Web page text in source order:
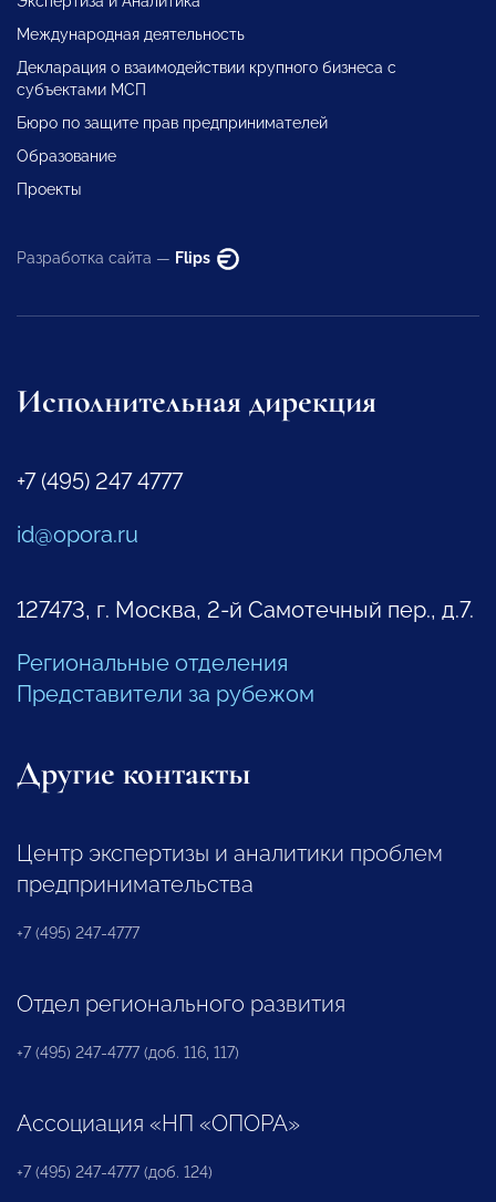
Международная деятельность
Декларация о взаимодействии крупного бизнеса с
субъектами МСП
Бюро по защите прав предпринимателей
Образование
Проекты
Разработка сайта — Flips
Исполнительная дирекция
+7 (495) 247 4777
id@opora.ru
127473, г. Москва, 2-й Самотечный пер., д.7.
Региональные отделения
Представители за рубежом
Другие контакты
Центр экспертизы и аналитики проблем
предпринимательства
+7 (495) 247-4777
Отдел регионального развития
+7 (495) 247-4777 (доб. 116, 117)
Ассоциация «НП «ОПОРА»
+7 (495) 247-4777 (доб. 124)